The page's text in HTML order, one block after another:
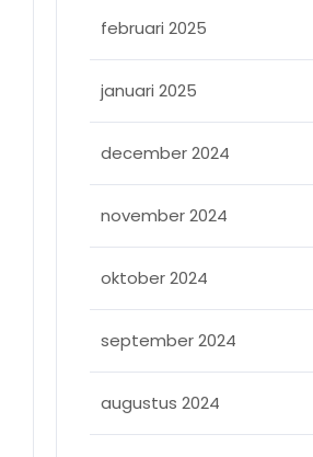
februari 2025
januari 2025
december 2024
november 2024
oktober 2024
september 2024
augustus 2024